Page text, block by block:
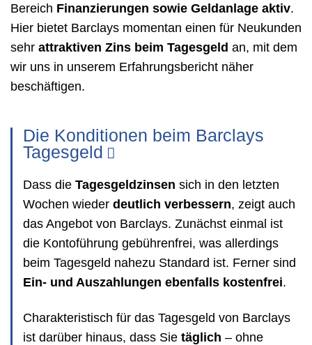
Bereich Finanzierungen sowie Geldanlage aktiv.
Hier bietet Barclays momentan einen für Neukunden
sehr attraktiven Zins beim Tagesgeld an, mit dem
wir uns in unserem Erfahrungsbericht näher
beschäftigen.
Die Konditionen beim Barclays
Tagesgeld
Dass die Tagesgeldzinsen sich in den letzten
Wochen wieder deutlich verbessern, zeigt auch
das Angebot von Barclays. Zunächst einmal ist
die Kontoführung gebührenfrei, was allerdings
beim Tagesgeld nahezu Standard ist. Ferner sind
Ein- und Auszahlungen ebenfalls kostenfrei.
Charakteristisch für das Tagesgeld von Barclays
ist darüber hinaus, dass Sie täglich – ohne